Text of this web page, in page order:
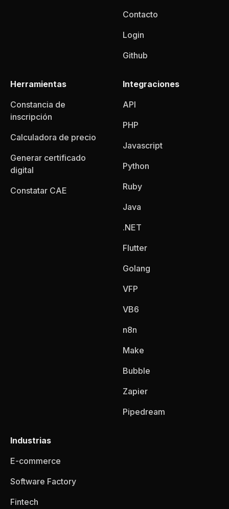
Contacto
Login
Github
Herramientas
Constancia de
inscripción
Calculadora de precio
Generar certificado
digital
Constatar CAE
Integraciones
API
PHP
Javascript
Python
Ruby
Java
.NET
Flutter
Golang
VFP
VB6
n8n
Make
Bubble
Zapier
Pipedream
Industrias
E-commerce
Software Factory
Fintech